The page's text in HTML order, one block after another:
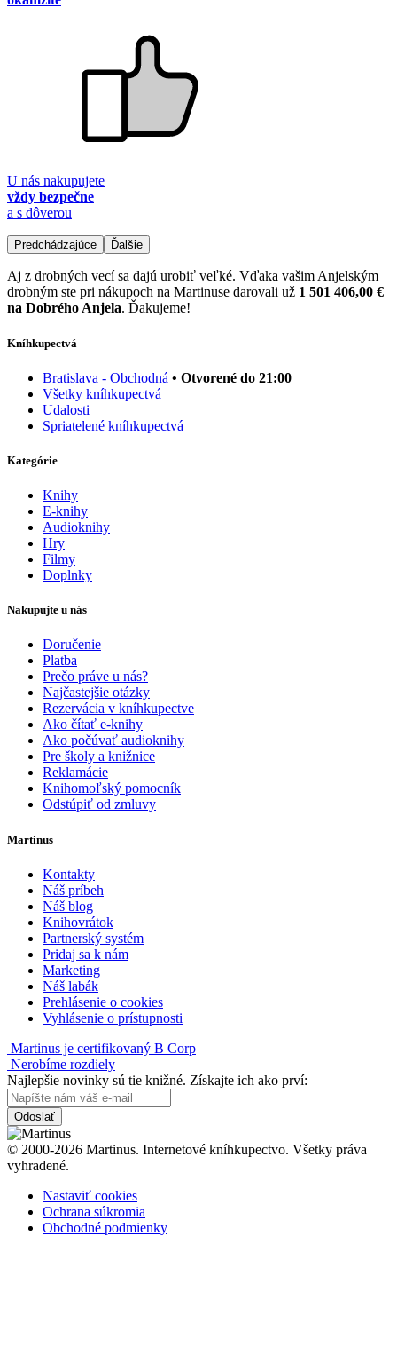
U nás nakupujete
vždy bezpečne
a s dôverou
Predchádzajúce Ďalšie
Aj z drobných vecí sa dajú urobiť veľké. Vďaka vašim Anjelským
drobným ste pri nákupoch na Martinuse darovali už 1 501 406,00 €
na Dobrého Anjela. Ďakujeme!
Kníhkupectvá
Bratislava - Obchodná • Otvorené do 21:00
Všetky kníhkupectvá
Udalosti
Spriatelené kníhkupectvá
Kategórie
Knihy
E-knihy
Audioknihy
Hry
Filmy
Doplnky
Nakupujte u nás
Doručenie
Platba
Prečo práve u nás?
Najčastejšie otázky
Rezervácia v kníhkupectve
Ako čítať e-knihy
Ako počúvať audioknihy
Pre školy a knižnice
Reklamácie
Knihomoľský pomocník
Odstúpiť od zmluvy
Martinus
Kontakty
Náš príbeh
Náš blog
Knihovrátok
Partnerský systém
Pridaj sa k nám
Marketing
Náš labák
Prehlásenie o cookies
Vyhlásenie o prístupnosti
Martinus je certifikovaný B Corp
Nerobíme rozdiely
Najlepšie novinky sú tie knižné. Získajte ich ako prví:
Odoslať
© 2000-2026 Martinus. Internetové kníhkupectvo. Všetky práva
vyhradené.
Nastaviť cookies
Ochrana súkromia
Obchodné podmienky